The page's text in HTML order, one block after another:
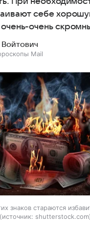
себе
очень
Mail
знаков стараются
источник: shutterstock.com